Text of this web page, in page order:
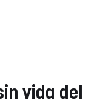
vida del